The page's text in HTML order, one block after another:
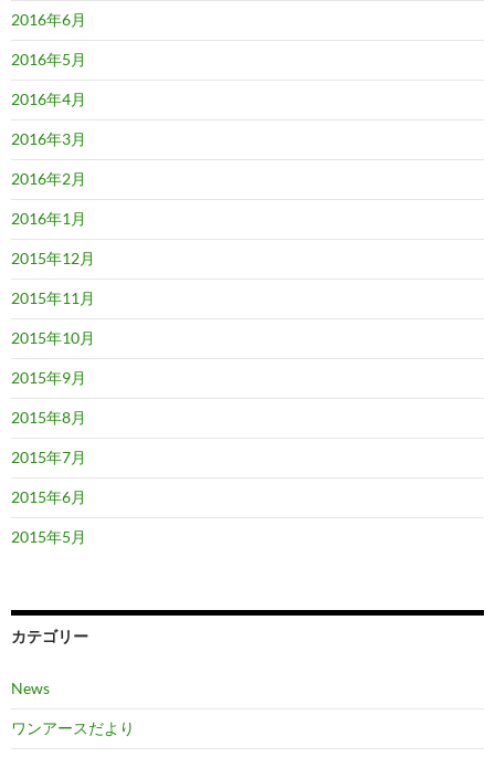
2016年6月
2016年5月
2016年4月
2016年3月
2016年2月
2016年1月
2015年12月
2015年11月
2015年10月
2015年9月
2015年8月
2015年7月
2015年6月
2015年5月
カテゴリー
News
ワンアースだより